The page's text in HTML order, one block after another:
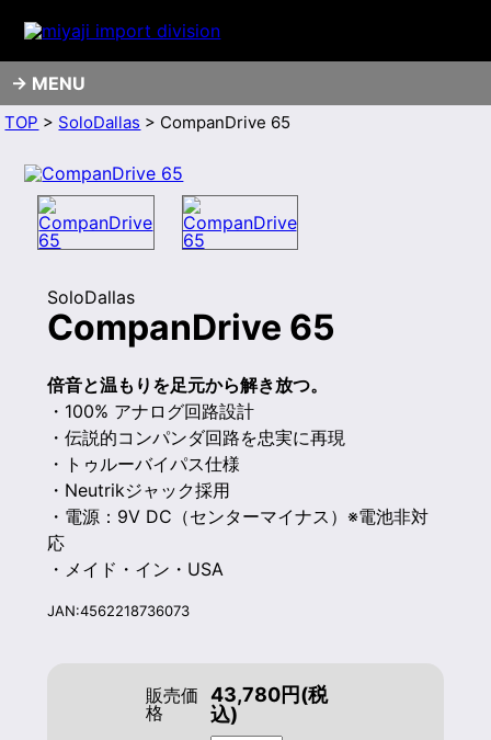
MENU
TOP > SoloDallas > CompanDrive 65
SoloDallas
CompanDrive 65
倍音と温もりを足元から解き放つ。
・100% アナログ回路設計
・伝説的コンパンダ回路を忠実に再現
・トゥルーバイパス仕様
・Neutrikジャック採用
・電源：9V DC（センターマイナス）※電池非対
応
・メイド・イン・USA
JAN:4562218736073
販売価
格
43,780円(税
込)